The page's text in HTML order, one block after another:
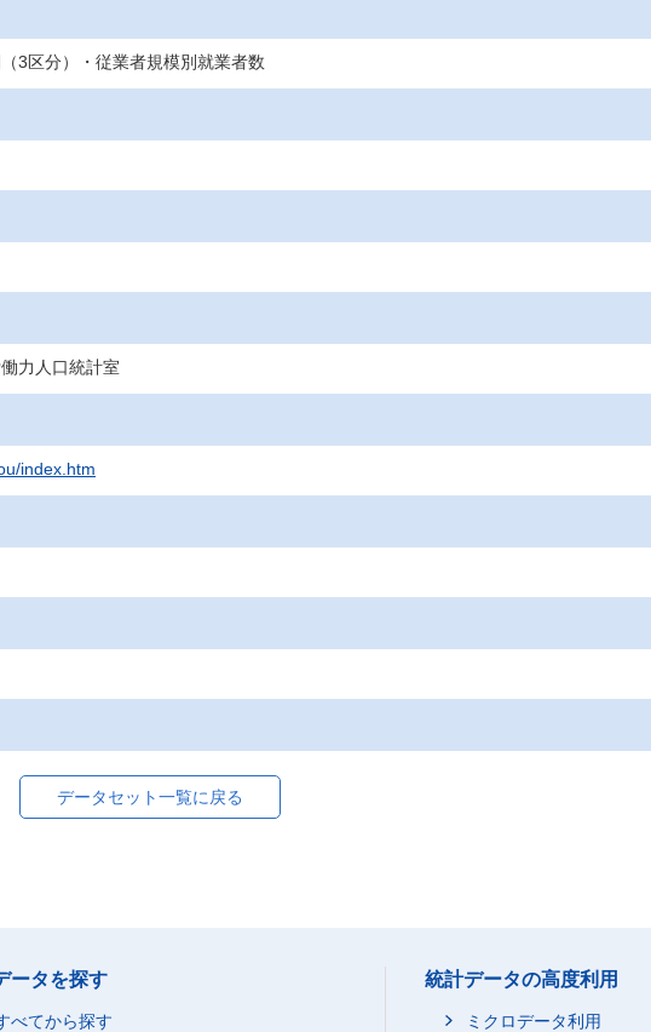
3区分）・従業者規模別就業者数
力人口統計室
index.htm
データセット一覧に戻る
ータを探す
べてから探す
統計データの高度利用
ミクロデータ利用